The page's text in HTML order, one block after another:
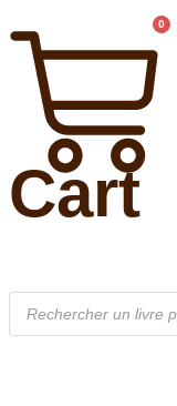
0
Cart
Recherche